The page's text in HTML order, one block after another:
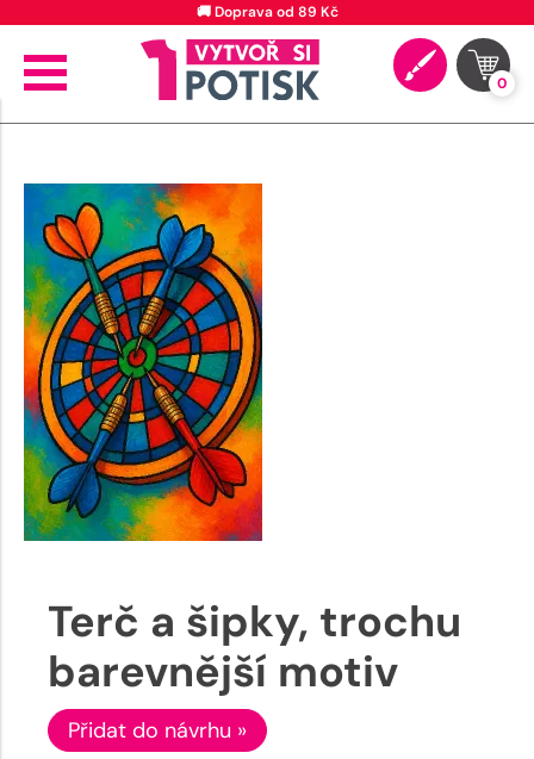
🚚 Doprava od 89 Kč
0
Terč a šipky, trochu
barevnější motiv
Přidat do návrhu »